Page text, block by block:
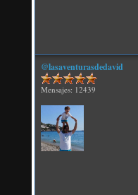
@lasaventurasdedavid
Mensajes: 12439